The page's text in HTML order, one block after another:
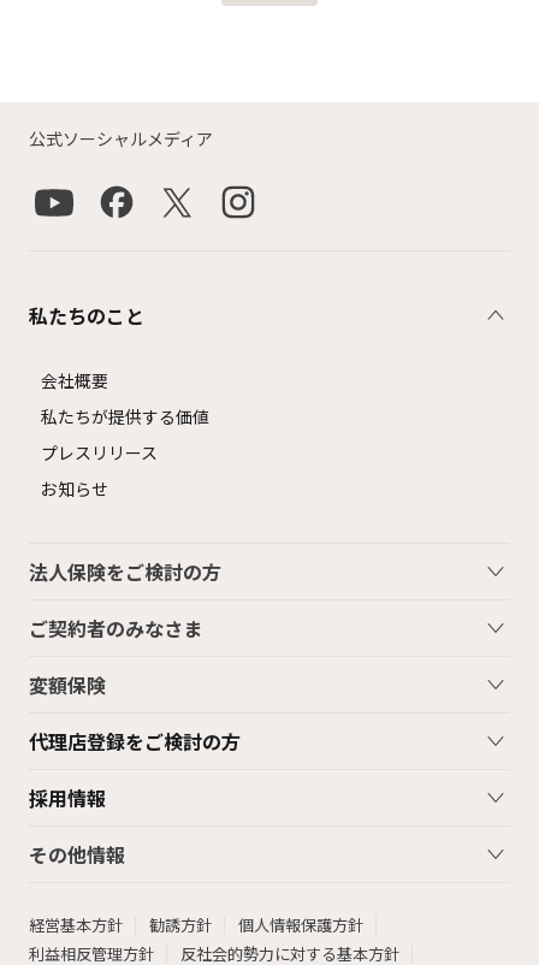
公式ソーシャルメディア
私たちのこと
会社概要
私たちが提供する価値
プレスリリース
お知らせ
法人保険をご検討の方
ご契約者のみなさま
変額保険
代理店登録をご検討の方
採用情報
その他情報
経営基本方針 勧誘方針
個人情報保護方針
利益相反管理方針
反社会的勢力に対する基本方針